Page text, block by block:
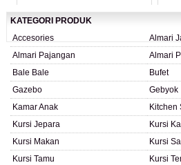
KATEGORI PRODUK
Accesories
Almari
Almari Pajangan
Almari
Bale Bale
Bufet
Gazebo
Gebyok
Kamar Anak
Kitchen
Kursi Jepara
Kursi
Kursi Makan
Kursi
Kursi Tamu
Kursi